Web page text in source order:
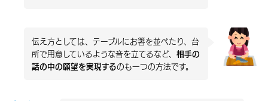
伝え方としては、テーブルにお箸を並べたり、台
所で用意しているような音を立てるなど、 相手の
話の中の願望を実現するのも一つの方法です。